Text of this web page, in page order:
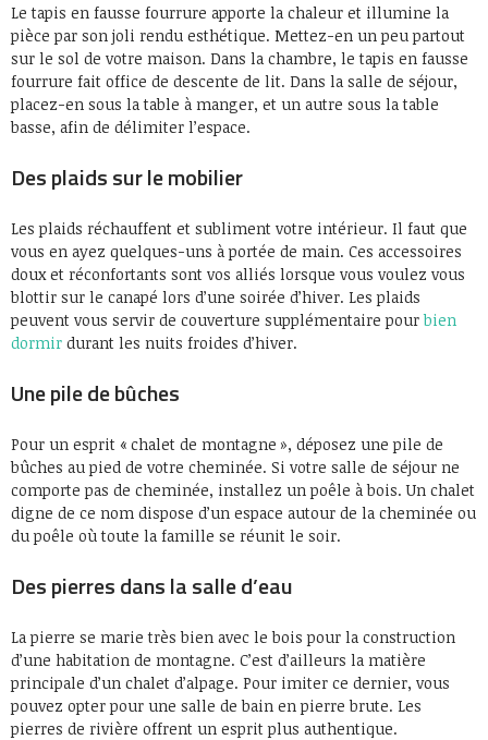
Le tapis en fausse fourrure apporte la chaleur et illumine la
pièce par son joli rendu esthétique. Mettez-en un peu partout
sur le sol de votre maison. Dans la chambre, le tapis en fausse
fourrure fait office de descente de lit. Dans la salle de séjour,
placez-en sous la table à manger, et un autre sous la table
basse, afin de délimiter l’espace.
Des plaids sur le mobilier
Les plaids réchauffent et subliment votre intérieur. Il faut que
vous en ayez quelques-uns à portée de main. Ces accessoires
doux et réconfortants sont vos alliés lorsque vous voulez vous
blottir sur le canapé lors d’une soirée d’hiver. Les plaids
peuvent vous servir de couverture supplémentaire pourbien
dormir durant les nuits froides d’hiver.
Une pile de bûches
Pour un esprit « chalet de montagne », déposez une pile de
bûches au pied de votre cheminée. Si votre salle de séjour ne
comporte pas de cheminée, installez un poêle à bois. Un chalet
digne de ce nom dispose d’un espace autour de la cheminée ou
du poêle où toute la famille se réunit le soir.
Des pierres dans la salle d’eau
La pierre se marie très bien avec le bois pour la construction
d’une habitation de montagne. C’est d’ailleurs la matière
principale d’un chalet d’alpage. Pour imiter ce dernier, vous
pouvez opter pour une salle de bain en pierre brute. Les
pierres de rivière offrent un esprit plus authentique.